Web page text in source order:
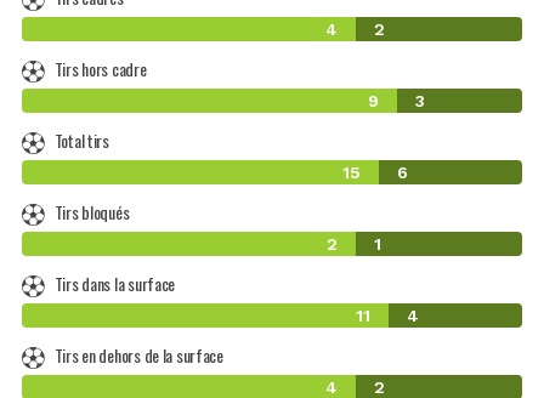
4 2
Tirs hors cadre
9 3
Total tirs
15 6
Tirs bloqués
2 1
Tirs dans la surface
11 4
Tirs en dehors de la surface
4 2